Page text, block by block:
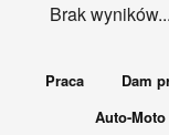
Brak wyników...
Praca Dam
Auto-Moto